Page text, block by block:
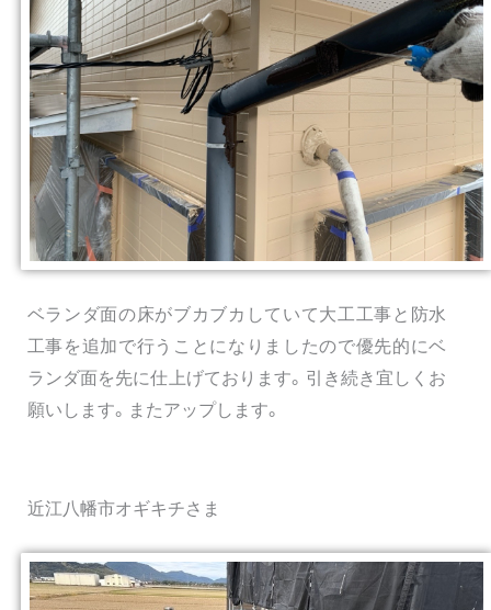
ベランダ面の床がブカブカしていて大工工事と防水
工事を追加で行うことになりましたので優先的にベ
ランダ面を先に仕上げております。引き続き宜しくお
願いします。またアップします。
近江八幡市オギキチさま